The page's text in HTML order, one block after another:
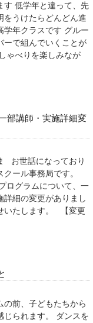
す 低学年と違って、先
をうけたらどんどん進
学年クラスです グルー
ーで組んでいくことが
ゃべりを楽しみなが
部講師・実施詳細変
お世話になっており
ール事務局です。
ログラムについて、一
詳細の変更がありまし
いたします。 【変更
の前、子どもたちから
じられます。 ダンスを